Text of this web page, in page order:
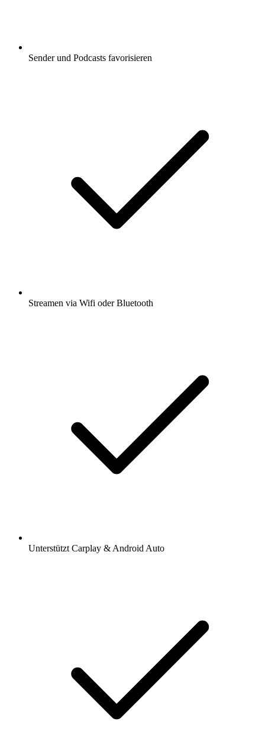
Sender und Podcasts favorisieren
Streamen via Wifi oder Bluetooth
Unterstützt Carplay & Android Auto